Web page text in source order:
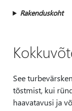
Rakenduskoht
See
tõstmist, kui
haavatavusi ja